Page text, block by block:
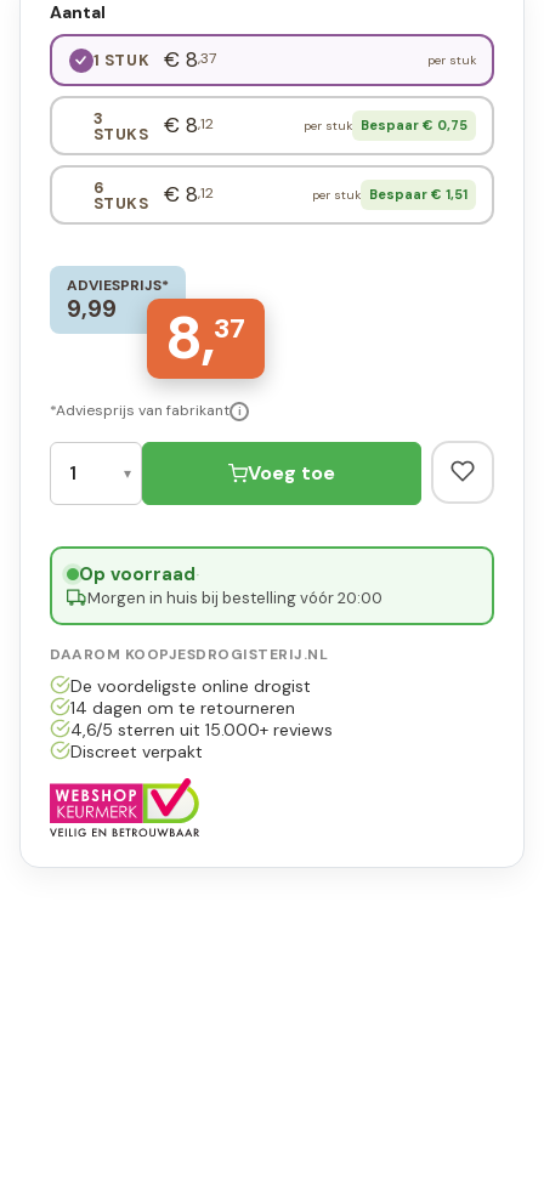
Aantal
1 STUK € 8,37 per stuk
3
STUKS € 8,12 per stuk Bespaar € 0,75
6
STUKS € 8,12 per stuk Bespaar € 1,51
ADVIESPRIJS*
9,99 8,37
*Adviesprijs van fabrikant i
Voeg toe
Op voorraad·
Morgen in huis bij bestelling vóór 20:00
DAAROM KOOPJESDROGISTERIJ.NL
De voordeligste online drogist
14 dagen om te retourneren
4,6/5 sterren uit 15.000+ reviews
Discreet verpakt